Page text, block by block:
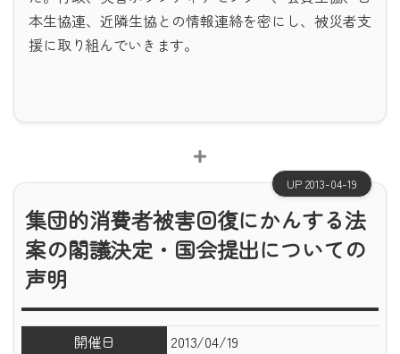
本生協連、近隣生協との情報連絡を密にし、被災者支
援に取り組んでいきます。
UP 2013-04-19
集団的消費者被害回復にかんする法
案の閣議決定・国会提出についての
声明
開催日 2013/04/19